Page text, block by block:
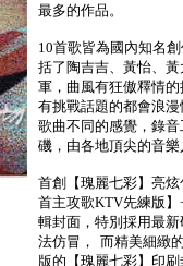
最多的作品。
10首歌皆為國內知名
括了陶吉吉、黃怡、
軍，曲風有狂傲釋情
有挑戰話題的都會浪
歌曲不同的感覺，錄
磯，由各地頂尖的音
首創【瑰麗七彩】亮
首主攻歌KTV先練版
輯封面，特別採用最
法仿冒， 而精美細緻
版的【瑰麗七彩】印